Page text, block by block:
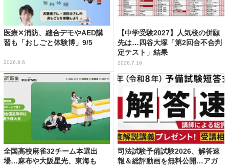
医療✕消防、縫合デモやAED講
習も「おしごと体験博」9/5
2026.8.6
【中学受験2027】人気校の併願
先は…四谷大塚「第2回合不合判
定テスト」結果
2026.7.16
全国高校麻雀32チーム本選出
場…麻布や大阪星光、東海も
司法試験予備試験2026、解答速
報＆総評動画を無料公開…アガ